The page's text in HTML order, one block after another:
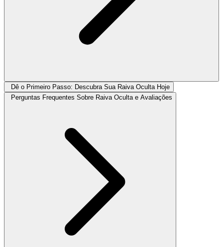
Dê o Primeiro Passo: Descubra Sua Raiva Oculta Hoje
Perguntas Frequentes Sobre Raiva Oculta e Avaliações